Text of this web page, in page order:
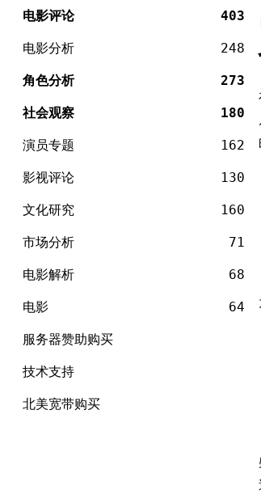
Skip
content
电影评论 403
电影分析 248
角色分析 273
社会观察 180
演员专题 162
影视评论 130
文化研究 160
市场分析 71
电影解析 68
电影 64
服务器赞助购买
技术支持
北美宽带购买